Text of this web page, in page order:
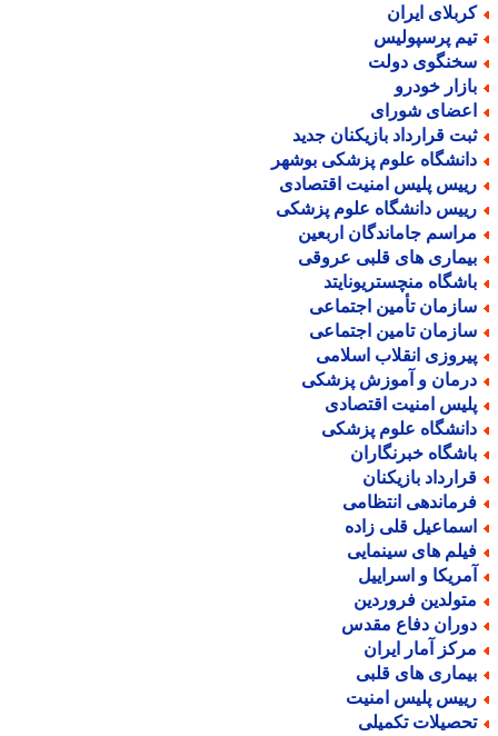
ایران
پرسپولیس
دولت
خودرو
شورای
قرارداد بازیکنان جدید
علوم پزشکی بوشهر
پلیس امنیت اقتصادی
دانشگاه علوم پزشکی
جاماندگان اربعین
های قلبی عروقی
منچستریونایتد
تأمین اجتماعی
تامین اجتماعی
انقلاب اسلامی
و آموزش پزشکی
امنیت اقتصادی
علوم پزشکی
خبرنگاران
بازیکنان
انتظامی
قلی زاده
های سینمایی
و اسراییل
فروردین
دفاع مقدس
آمار ایران
های قلبی
پلیس امنیت
تکمیلی